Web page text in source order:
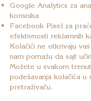
Google Analytics za
korisnika
Facebook Pixel za
efektivnosti reklamnih
Kolačići ne otkrivaju
nam pomažu da sajt
Možete u svakom
podešavanja kolačića u
pretraživaču.